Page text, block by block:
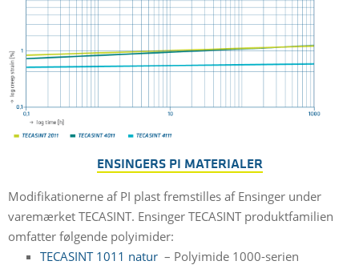
ENSINGERS PI MATERIALER
Modifikationerne af PI plast fremstilles af Ensinger under
varemærket TECASINT. Ensinger TECASINT produktfamilien
omfatter følgende polyimider:
TECASINT 1011 natur – Polyimide 1000-serien